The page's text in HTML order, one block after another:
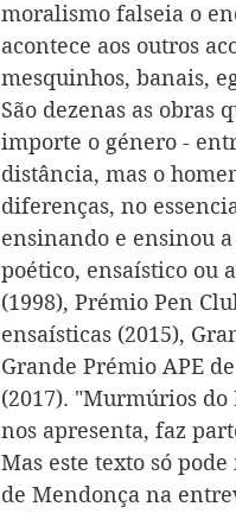
moralismo falseia o
acontece aos outros
mesquinhos, banais,
São dezenas as obras
importe o género -
distância, mas o
diferenças, no
ensinando e ensinou
poético, ensaístico ou
(1998), Prémio Pen
ensaísticas (2015),
Grande Prémio APE
(2017). "Murmúrios
nos apresenta, faz
Mas este texto só
de Mendonça na